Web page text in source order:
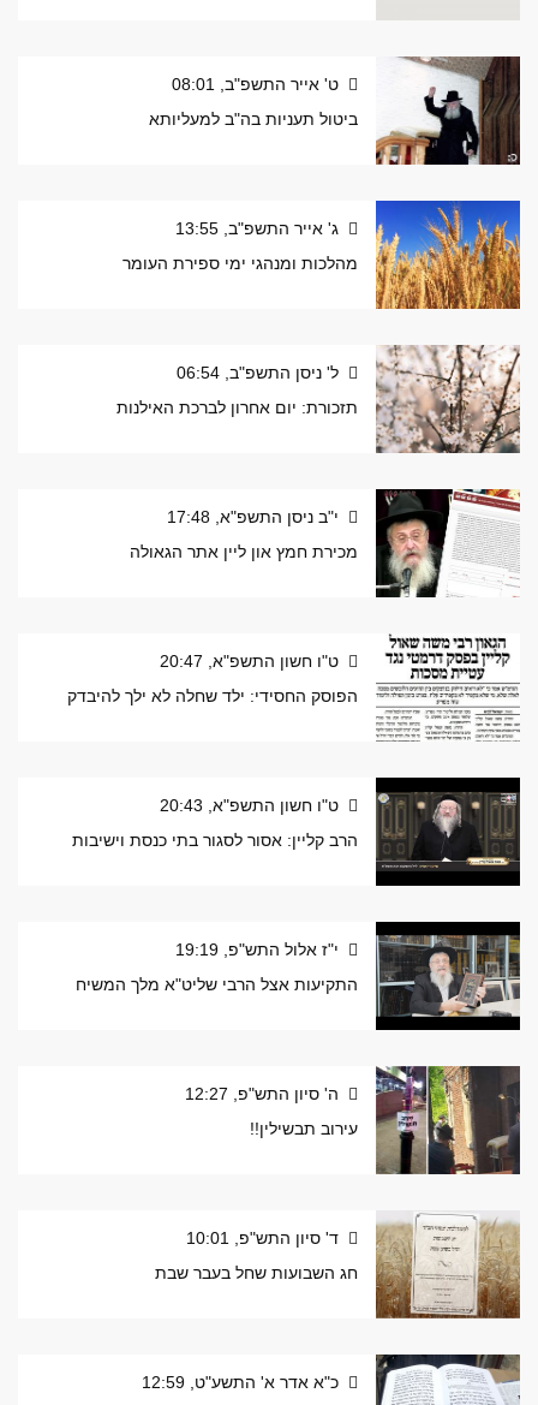
ט' אייר התשפ"ב, 08:01
ביטול תעניות בה"ב למעליותא
ג' אייר התשפ"ב, 13:55
מהלכות ומנהגי ימי ספירת העומר
ל' ניסן התשפ"ב, 06:54
תזכורת: יום אחרון לברכת האילנות
י"ב ניסן התשפ"א, 17:48
מכירת חמץ און ליין אתר הגאולה
ט"ו חשון התשפ"א, 20:47
הפוסק החסידי: ילד שחלה לא ילך להיבדק
ט"ו חשון התשפ"א, 20:43
הרב קליין: אסור לסגור בתי כנסת וישיבות
י"ז אלול התש"פ, 19:19
התקיעות אצל הרבי שליט"א מלך המשיח
ה' סיון התש"פ, 12:27
עירוב תבשילין!!
ד' סיון התש"פ, 10:01
חג השבועות שחל בעבר שבת
כ"א אדר א' התשע"ט, 12:59